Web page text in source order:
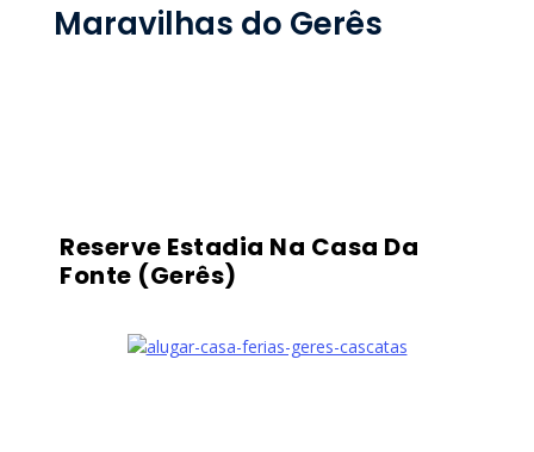
Maravilhas do Gerês
Reserve Estadia Na Casa Da
Fonte (Gerês)